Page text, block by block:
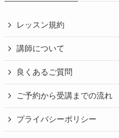
レッスン規約
講師について
良くあるご質問
ご予約から受講までの流れ
プライバシーポリシー